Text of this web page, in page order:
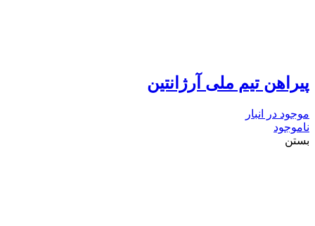
پیراهن تیم ملی آرژانتین
موجود در انبار
ناموجود
بستن